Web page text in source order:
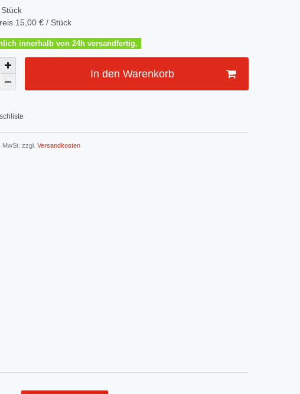
Stück
15,00 € / Stück
innerhalb von 24h versandfertig.
In den Warenkorb
zzgl. Versandkosten